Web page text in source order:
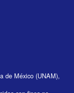
de México (UNAM),